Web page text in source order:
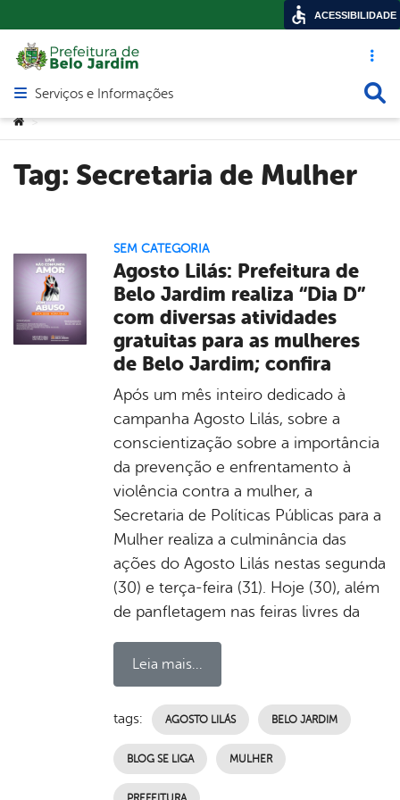
Acesso
Abrir menu principal de navegação
Serviços e Informações
Você está aqui:
>
Tag: Secretaria de Mulher
SEM CATEGORIA
Agosto Lilás: Prefeitura de
Belo Jardim realiza “Dia D”
com diversas atividades
gratuitas para as mulheres
de Belo Jardim; confira
Após um mês inteiro dedicado à
campanha Agosto Lilás, sobre a
conscientização sobre a importância
da prevenção e enfrentamento à
violência contra a mulher, a
Secretaria de Políticas Públicas para a
Mulher realiza a culminância das
ações do Agosto Lilás nestas segunda
(30) e terça-feira (31). Hoje (30), além
de panfletagem nas feiras livres da
Leia mais...
tags: AGOSTO LILÁS BELO JARDIM
BLOG SE LIGA MULHER
ACESSIBILIDADE